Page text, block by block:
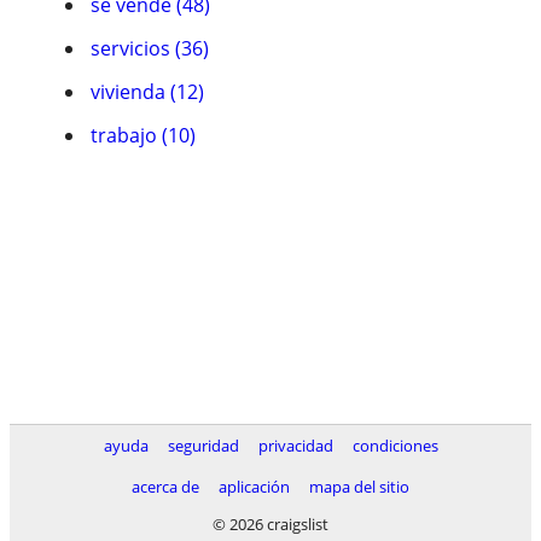
servicios (36)
vivienda (12)
trabajo (10)
ayuda seguridad privacidad
condiciones
acerca de
aplicación
mapa del sitio
© 2026 craigslist